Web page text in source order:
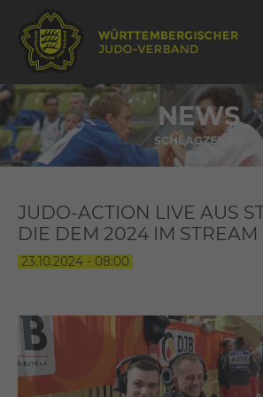
NEWS
SCHLAGZEILEN
JUDO-ACTION LIVE AUS
DIE DEM 2024 IM STREAM
23.10.2024 - 08:00